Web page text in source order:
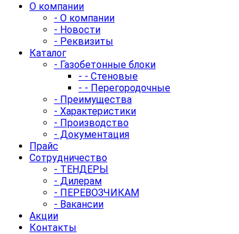
О компании
- О компании
- Новости
- Реквизиты
Каталог
- Газобетонные блоки
- - Стеновые
- - Перегородочные
- Преимущества
- Характеристики
- Производство
- Документация
Прайс
Сотрудничество
- ТЕНДЕРЫ
- Дилерам
- ПЕРЕВОЗЧИКАМ
- Вакансии
Акции
Контакты